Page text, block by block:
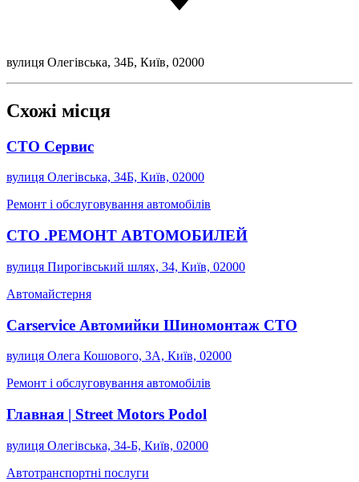
вулиця Олегівська, 34Б, Київ, 02000
Схожі місця
СТО Сервис
вулиця Олегівська, 34Б, Київ, 02000
Ремонт і обслуговування автомобілів
СТО .РЕМОНТ АВТОМОБИЛЕЙ
вулиця Пирогівський шлях, 34, Київ, 02000
Автомайстерня
Carservice Автомийки Шиномонтаж СТО
вулиця Олега Кошового, 3А, Київ, 02000
Ремонт і обслуговування автомобілів
Главная | Street Motors Podol
вулиця Олегівська, 34-Б, Київ, 02000
Автотранспортні послуги